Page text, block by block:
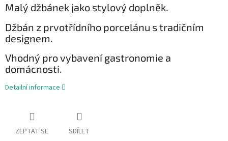
Malý džbánek jako stylový doplněk.
Džbán z prvotřídního porcelánu s tradičním
designem.
Vhodný pro vybavení gastronomie a
domácnosti.
Detailní informace
ZEPTAT SE SDÍLET